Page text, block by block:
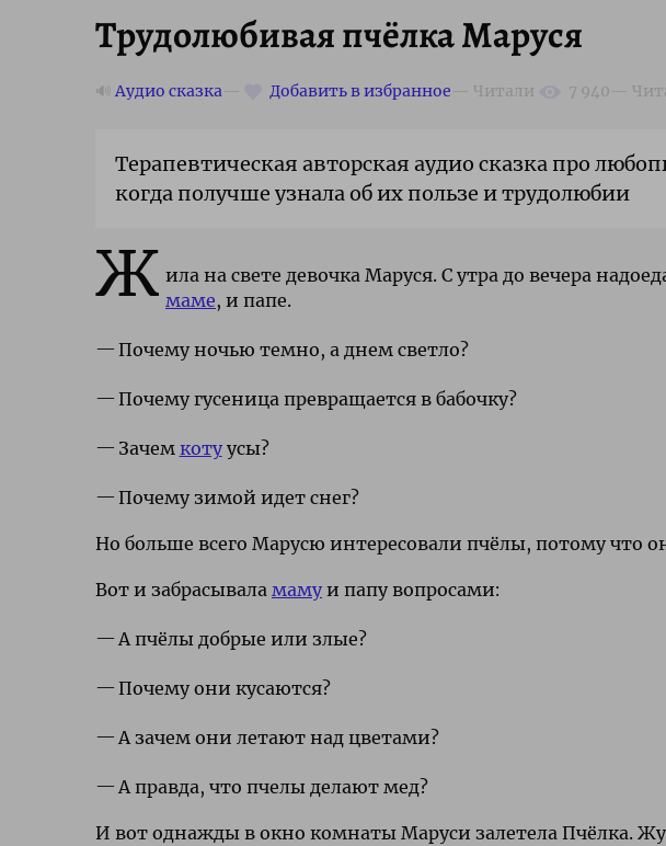
Трудолюбивая пчёлка Маруся
🔊 Аудио сказка
Терапевтическая авторская аудио сказка про
когда получше узнала об их пользе и трудолюбии
Ж ила на свете девочка Маруся. С утра до вечера
маме, и папе.
Почему ночью темно, а днем светло?
Почему гусеница превращается в бабочку?
Зачем котуусы?
Почему зимой идет снег?
Но больше всего Марусю интересовали пчёлы, потому что
Вот и забрасывала маму и папу вопросами:
А пчёлы добрые или злые?
Почему они кусаются?
А зачем они летают над цветами?
А правда, что пчелы делают мед?
И вот однажды в окно комнаты Маруси залетела Пчёлка.